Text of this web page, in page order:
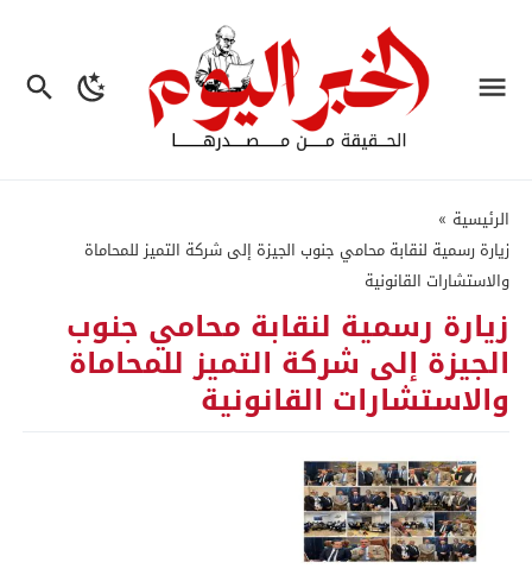
الرئيسية »
زيارة رسمية لنقابة محامي جنوب الجيزة إلى شركة التميز للمحاماة
والاستشارات القانونية
زيارة رسمية لنقابة محامي جنوب
الجيزة إلى شركة التميز للمحاماة
والاستشارات القانونية